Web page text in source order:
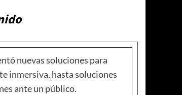
nuevas soluciones para
inmersiva, hasta soluciones
ante un público.